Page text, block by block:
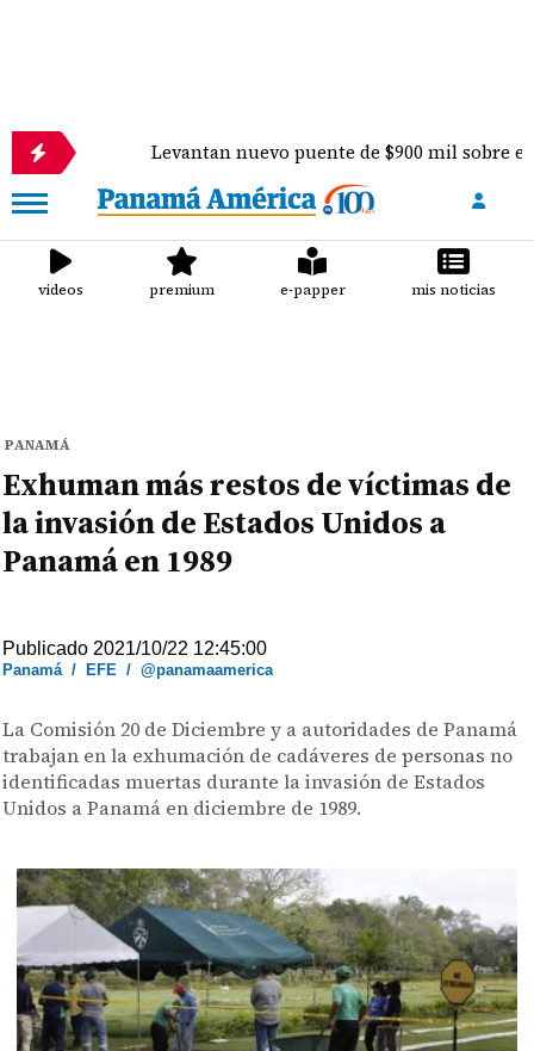
Levantan nuevo puente de $900 mil sobre el río
videos premium e-papper mis noticias
PANAMÁ
Exhuman más restos de víctimas de
la invasión de Estados Unidos a
Panamá en 1989
Publicado 2021/10/22 12:45:00
Panamá/ EFE /@panamaamerica
La Comisión 20 de Diciembre y a autoridades de Panamá
trabajan en la exhumación de cadáveres de personas no
identificadas muertas durante la invasión de Estados
Unidos a Panamá en diciembre de 1989.